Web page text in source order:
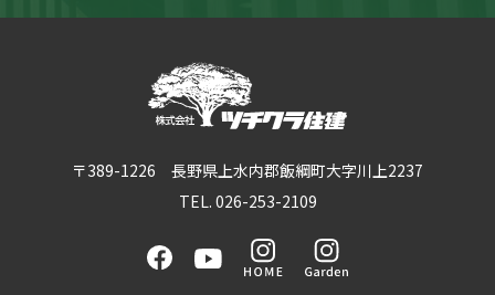
〒389-1226 長野県上水内郡飯綱町大字川上2237
TEL. 026-253-2109